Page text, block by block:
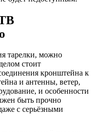
тарелки, можно
стоит
кронштейна к
и антенны, ветер,
и особенности
быть прочно
с серьёзными